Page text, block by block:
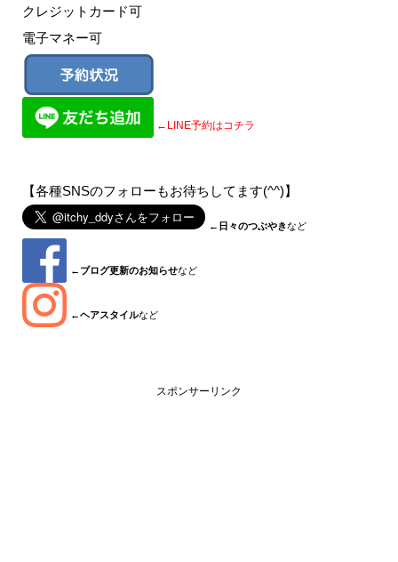
クレジットカード可
電子マネー可
←LINE予約はコチラ
【各種SNSのフォローもお待ちしてます(^^)】
← 日々のつぶやきなど
← ブログ更新のお知らせなど
←ヘアスタイルなど
スポンサーリンク